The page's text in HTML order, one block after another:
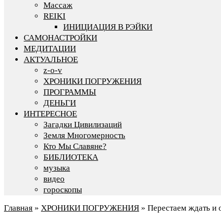
Массаж
REIKI
ИНИЦИАЦИЯ В РЭЙКИ
САМОНАСТРОЙКИ
МЕДИТАЦИИ
АКТУАЛЬНОЕ
z-o-v
ХРОНИКИ ПОГРУЖЕНИЯ
ПРОГРАММЫ
ДЕНЬГИ
ИНТЕРЕСНОЕ
Загадки Цивилизаций
Земля Многомерность
Кто Мы Славяне?
БИБЛИОТЕКА
музыка
видео
гороскопы
Главная » ХРОНИКИ ПОГРУЖЕНИЯ » Перестаем ждать и